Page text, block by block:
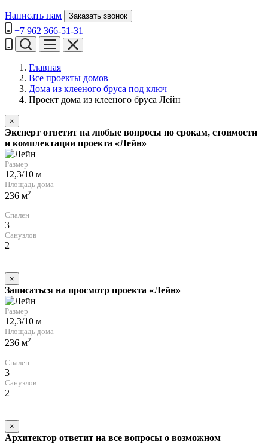
Написать нам Заказать звонок
+7 962 366-51-31
Главная
Все проекты домов
Дома из клееного бруса под ключ
Проект дома из клееного бруса Лейн
×
Эксперт ответит на любые вопросы по срокам, стоимости
и комплектации проекта «Лейн»
Размер
12,3/10 м
Площадь дома
236 м2
Спален
3
Санузлов
2
×
Записаться на просмотр проекта «Лейн»
Размер
12,3/10 м
Площадь дома
236 м2
Спален
3
Санузлов
2
×
Архитектор ответит на все вопросы о возможном